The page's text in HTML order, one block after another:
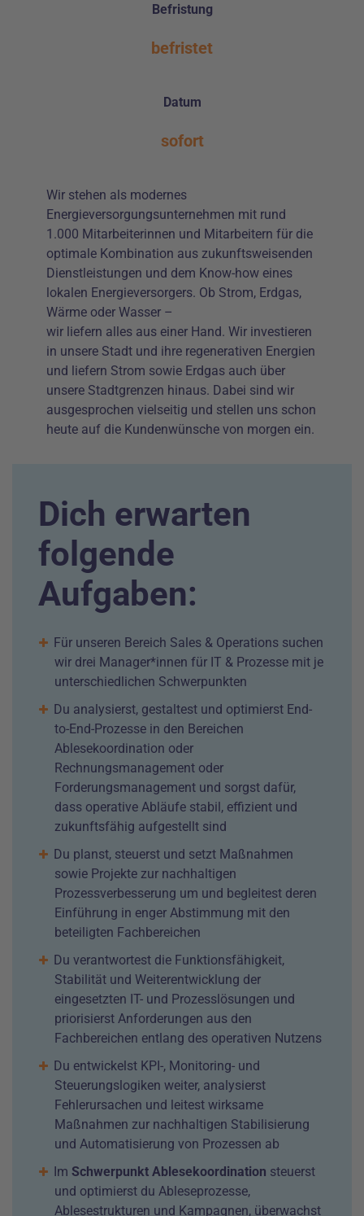
Befristung
befristet
Datum
sofort
Wir stehen als modernes
Energieversorgungsunternehmen mit rund
1.000 Mitarbeiterinnen und Mitarbeitern für die
optimale Kombination aus zukunftsweisenden
Dienstleistungen und dem Know-how eines
lokalen Energieversorgers. Ob Strom, Erdgas,
Wärme oder Wasser –
wir liefern alles aus einer Hand. Wir investieren
in unsere Stadt und ihre regenerativen Energien
und liefern Strom sowie Erdgas auch über
unsere Stadtgrenzen hinaus. Dabei sind wir
ausgesprochen vielseitig und stellen uns schon
heute auf die Kundenwünsche von morgen ein.
Dich erwarten
folgende
Aufgaben:
Für unseren Bereich Sales & Operations suchen
wir drei Manager*innen für IT & Prozesse mit je
unterschiedlichen Schwerpunkten
Du analysierst, gestaltest und optimierst End-
to-End-Prozesse in den Bereichen
Ablesekoordination oder
Rechnungsmanagement oder
Forderungsmanagement und sorgst dafür,
dass operative Abläufe stabil, effizient und
zukunftsfähig aufgestellt sind
Du planst, steuerst und setzt Maßnahmen
sowie Projekte zur nachhaltigen
Prozessverbesserung um und begleitest deren
Einführung in enger Abstimmung mit den
beteiligten Fachbereichen
Du verantwortest die Funktionsfähigkeit,
Stabilität und Weiterentwicklung der
eingesetzten IT- und Prozesslösungen und
priorisierst Anforderungen aus den
Fachbereichen entlang des operativen Nutzens
Du entwickelst KPI-, Monitoring- und
Steuerungslogiken weiter, analysierst
Fehlerursachen und leitest wirksame
Maßnahmen zur nachhaltigen Stabilisierung
und Automatisierung von Prozessen ab
Im Schwerpunkt Ablesekoordination steuerst
und optimierst du Ableseprozesse,
Ablesestrukturen und Kampagnen, überwachst